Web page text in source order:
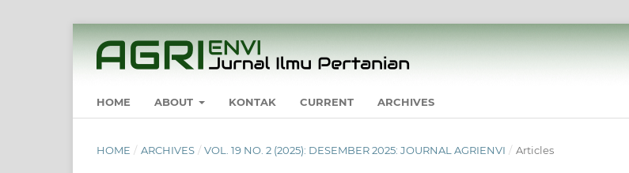
HOME ABOUT KONTAK CURRENT ARCHIVES
HOME / ARCHIVES / VOL. 19 NO. 2 (2025): DESEMBER 2025: JOURNAL AGRIENVI / Articles